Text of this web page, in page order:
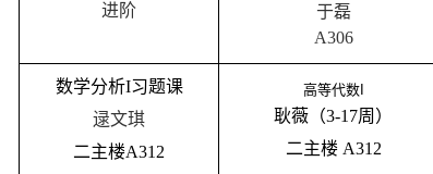
进阶
于磊
A306
数学分析I习题课
逯文琪
二主楼A312
高等代数I
耿薇 （3-17周 ）
二主楼 A312